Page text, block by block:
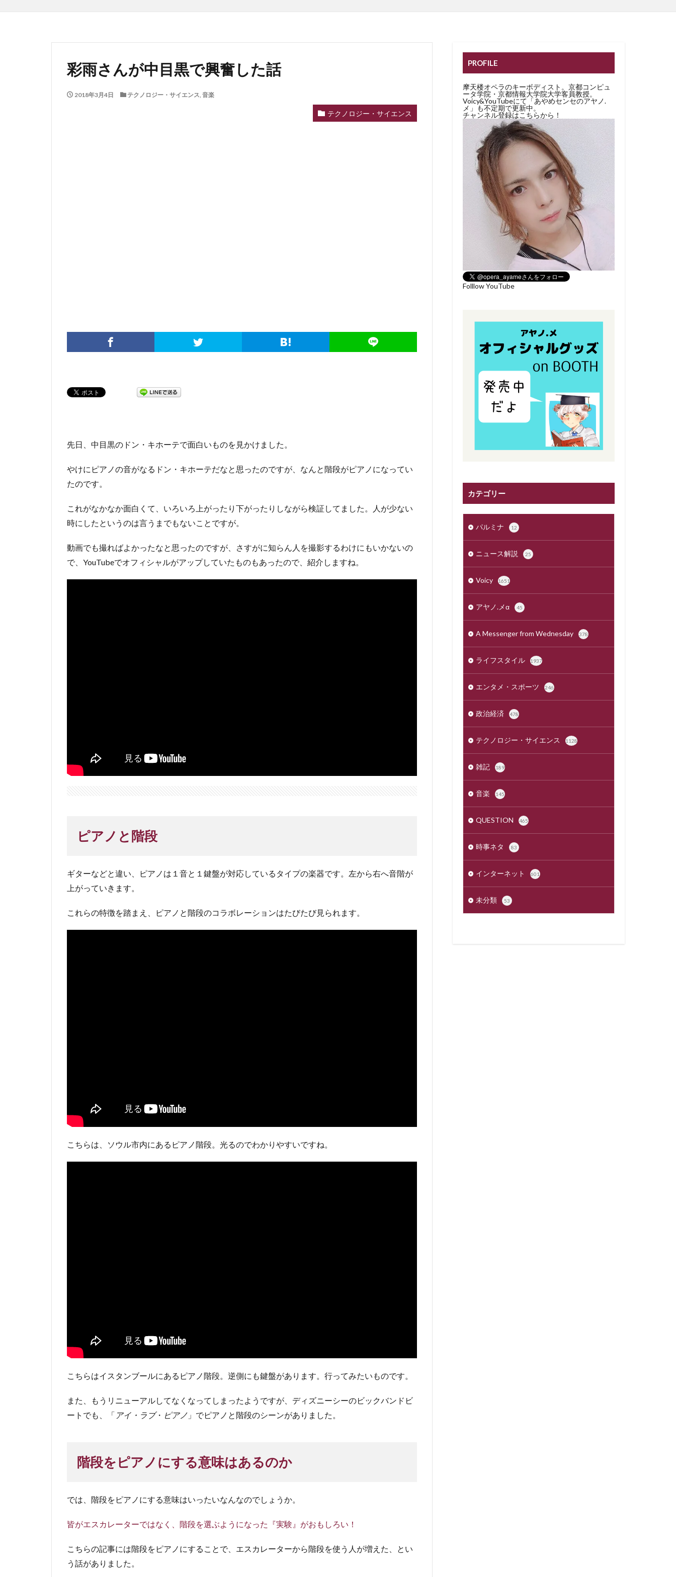
彩雨さんが中目黒で興奮した話
2018年3月4日 テクノロジー・サイエンス, 音楽
テクノロジー・サイエンス
先日、中目黒のドン・キホーテで面白いものを見かけました。
やけにピアノの音がなるドン・キホーテだなと思ったのですが、なんと階段がピアノになってい
たのです。
これがなかなか面白くて、いろいろ上がったり下がったりしながら検証してました。人が少ない
時にしたというのは言うまでもないことですが。
動画でも撮ればよかったなと思ったのですが、さすがに知らん人を撮影するわけにもいかないの
で、YouTubeでオフィシャルがアップしていたものもあったので、紹介しますね。
ピアノと階段
ギターなどと違い、ピアノは１音と１鍵盤が対応しているタイプの楽器です。左から右へ音階が
上がっていきます。
これらの特徴を踏まえ、ピアノと階段のコラボレーションはたびたび見られます。
こちらは、ソウル市内にあるピアノ階段。光るのでわかりやすいですね。
こちらはイスタンブールにあるピアノ階段。逆側にも鍵盤があります。行ってみたいものです。
また、もうリニューアルしてなくなってしまったようですが、ディズニーシーのビックバンドビ
ートでも、「 アイ・ラブ・ ピアノ 」でピアノと階段のシーンがありました。
階段をピアノにする意味はあるのか
では、階段をピアノにする意味はいったいなんなのでしょうか。
皆がエスカレーターではなく、階段を選ぶようになった『実験』がおもしろい！
こちらの記事には階段をピアノにすることで、エスカレーターから階段を使う人が増えた、とい
う話がありました。
PROFILE
摩天楼オペラのキーボディスト。京都コンピュ
ータ学院・京都情報大学院大学客員教授。
Voicy&YouTubeにて「あやめセンセのアヤノ.
メ」も不定期で更新中。
チャンネル登録はこちらから！
Folllow YouTube
カテゴリー
パルミナ 12
ニュース解説 25
Voicy 1651
アヤノ.メα 45
A Messenger from Wednesday 378
ライフスタイル 1937
エンタメ・スポーツ 246
政治経済 478
テクノロジー・サイエンス 1128
雑記 189
音楽 145
QUESTION 465
時事ネタ 83
インターネット 601
未分類 53